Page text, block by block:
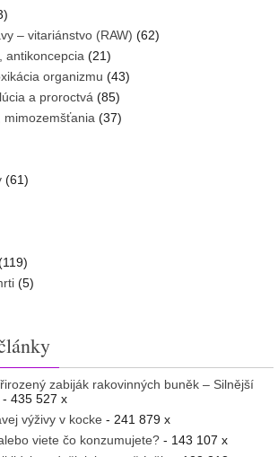
– vitariánstvo (RAW) (62)
antikoncepcia (21)
organizmu (43)
a proroctvá (85)
mimozemšťania (37)
(61)
(5)
zabiják rakovinných buněk – Silnější
- 435 527 x
výživy v kocke - 241 879 x
viete čo konzumujete? - 143 107 x